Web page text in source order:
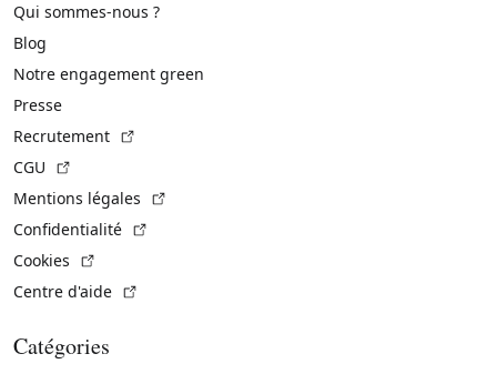
Qui sommes-nous ?
Blog
Notre engagement green
Presse
Recrutement
CGU
Mentions légales
Confidentialité
Cookies
Centre d'aide
Catégories